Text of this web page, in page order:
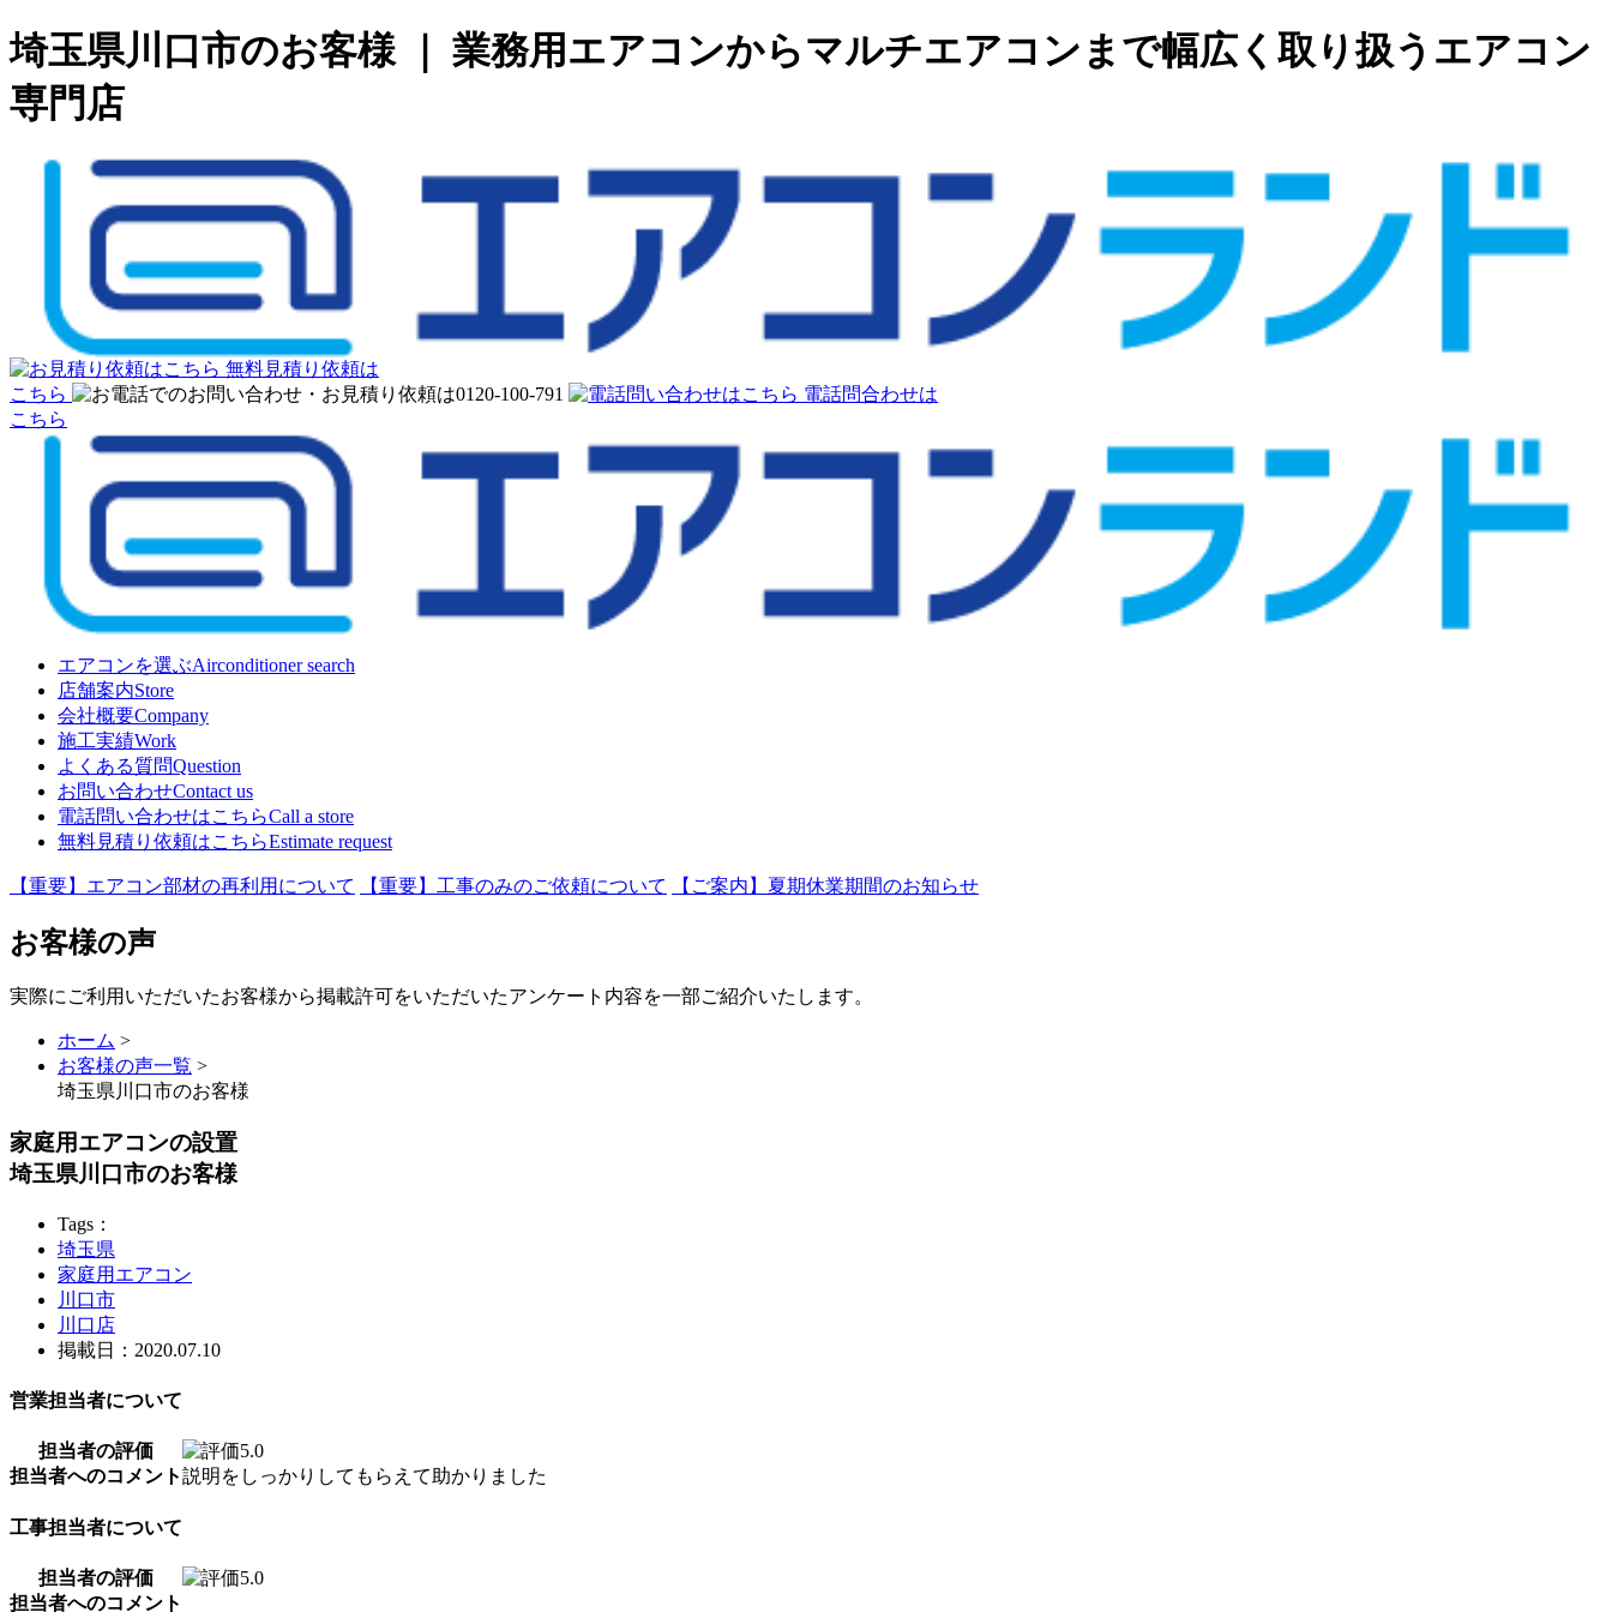
埼玉県川口市のお客様 ｜ 業務用エアコンからマルチエアコンまで幅広く取り扱うエアコン
専門店
無料見積り依頼は
こちら
電話問合わせは
こちら
エアコンを選ぶAirconditioner search
店舗案内Store
会社概要Company
施工実績Work
よくある質問Question
お問い合わせContact us
電話問い合わせはこちらCall a store
無料見積り依頼はこちらEstimate request
【重要】エアコン部材の再利用について 【重要】工事のみのご依頼について 【ご案内】夏期休業期間のお知らせ
お客様の声
実際にご利用いただいたお客様から掲載許可をいただいたアンケート内容を一部ご紹介いたします。
ホーム >
お客様の声一覧 >
埼玉県川口市のお客様
家庭用エアコンの設置
埼玉県川口市のお客様
Tags：
埼玉県
家庭用エアコン
川口市
川口店
掲載日：2020.07.10
営業担当者について
担当者の評価
担当者へのコメント説明をしっかりしてもらえて助かりました
工事担当者について
担当者の評価
担当者へのコメント